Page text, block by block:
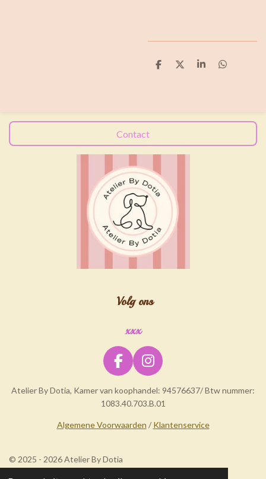
D
D
S
D
Contact
Volg ons
xxx
F
c
e
b
k
I
s
t
a
a
Atelier By Dotia, Kamer van koophandel: 94576637/ Btw nummer:
1083.40.703.B.01
Algemene Voorwaarden / Klantenservice
© 2025 - 2026 Atelier By Dotia